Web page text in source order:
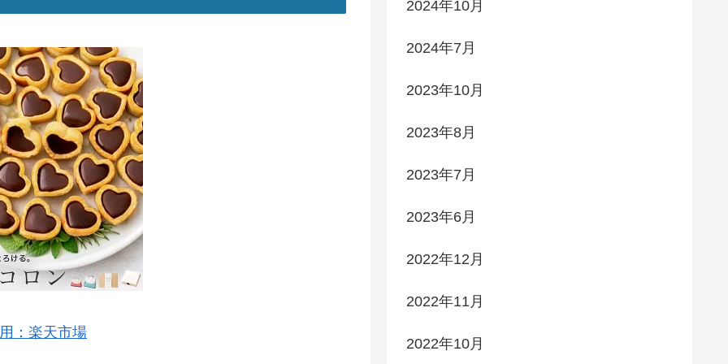
：楽天市場
2024年10月
2024年7月
2023年10月
2023年8月
2023年7月
2023年6月
2022年12月
2022年11月
2022年10月